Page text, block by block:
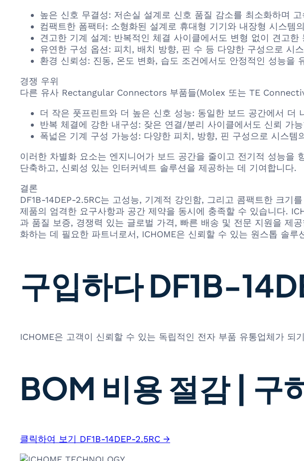
높은 신호 무결성: 저손실 설계로 신호 품질 감소를 최소화하며
컴팩트한 폼팩터: 소형화된 설계로 휴대형 기기와 내장형 시스템
견고한 기계 설계: 반복적인 체결 사이클에서도 변형 없이 견고
유연한 구성 옵션: 피치, 배치 방향, 핀 수 등 다양한 구성으로 시
환경 신뢰성: 진동, 온도 변화, 습도 조건에서도 안정적인 성능을
경쟁 우위
다른 유사 Rectangular Connectors 부품들(Molex 또는 TE
더 작은 풋프린트와 더 높은 신호 성능: 동일한 보드 공간에서 더
반복 체결에 강한 내구성: 잦은 연결/분리 사이클에서도 신뢰 가
폭넓은 기계 구성 가능성: 다양한 피치, 방향, 핀 구성으로 시스
이러한 차별화 요소는 엔지니어가 보드 공간을 줄이고 전기적 성능을
단축하고, 신뢰성 있는 인터커넥트 솔루션을 제공하는 데 기여합니다.
결론
DF1B-14DEP-2.5RC는 고성능, 기계적 강인함, 그리고 콤팩트한 크
제품의 엄격한 요구사항과 공간 제약을 동시에 충족할 수 있습니다.
과 품질 보증, 경쟁력 있는 글로벌 가격, 빠른 배송 및 전문 지원을 제
화하는 데 필요한 파트너로서, ICHOME은 신뢰할 수 있는 원스톱 솔루
구입하다 DF1B-
ICHOME은 고객이 신뢰할 수 있는 독립적인 전자 부품 유통업체가 되
BOM 비용 절감 | 구
클릭하여 보기 DF1B-14DEP-2.5RC →